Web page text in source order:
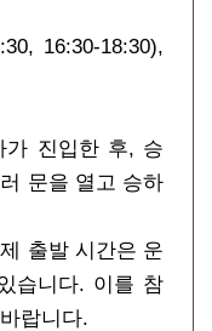
16:30-18:30),
가 진입한 후, 승
문을 열고 승하
출발 시간은 운
습니다. 이를 참
랍니다.